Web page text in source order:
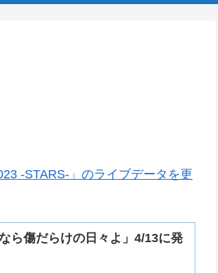
-STARS-」のライブデータを更
ら傷だらけの日々よ」4/13に発